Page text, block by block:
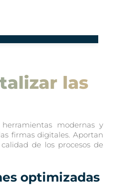
las
modernas y
firmas digitales. Aportan
de los procesos de
optimizadas